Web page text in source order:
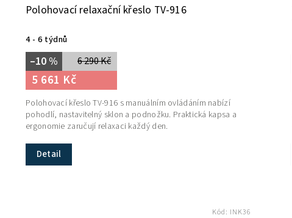
Polohovací relaxační křeslo TV-916
4 - 6 týdnů
6 290 Kč
–10 %
5 661 Kč
Detail
Polohovací křeslo TV-916 s manuálním ovládáním nabízí
pohodlí, nastavitelný sklon a podnožku. Praktická kapsa a
ergonomie zaručují relaxaci každý den.
Kód: INK36